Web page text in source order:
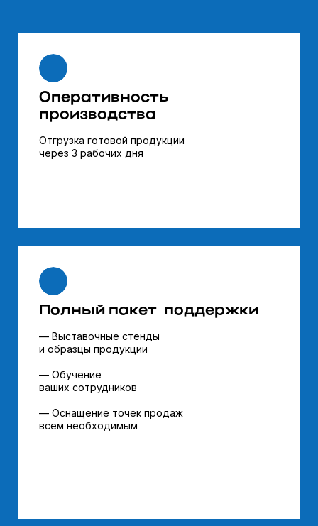
Оперативность
производства
Отгрузка готовой продукции
через 3 рабочих дня
Полный пакет поддержки
— Выставочные стенды
и образцы продукции
— Обучение
ваших сотрудников
— Оснащение точек продаж
всем необходимым